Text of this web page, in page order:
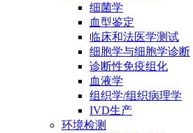
细菌学
血型鉴定
临床和法医学测试
细胞学与细胞学诊断
诊断性免疫组化
血液学
组织学/组织病理学
IVD生产
环境检测